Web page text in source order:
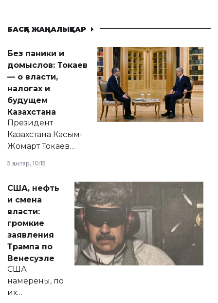
БАСҚА ЖАҢАЛЫҚТАР
Без паники и
домыслов: Токаев
— о власти,
налогах и
будущем
Казахстана
Президент
Казахстана Касым-
Жомарт Токаев
сразу несколько
актуальных тем —
от слухов о
политических
реформах до
вопросов армии,
экономики и
личного здоровья.
5 қаңтар, 10:15
США, нефть
и смена
власти:
громкие
заявления
Трампа по
Венесуэле
США
намерены, по
их